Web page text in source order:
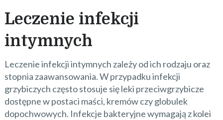
Leczenie infekcji
intymnych
Leczenie infekcji intymnych zależy od ich rodzaju oraz
stopnia zaawansowania. W przypadku infekcji
grzybiczych często stosuje się leki przeciwgrzybicze
dostępne w postaci maści, kremów czy globulek
dopochwowych. Infekcje bakteryjne wymagają z kolei